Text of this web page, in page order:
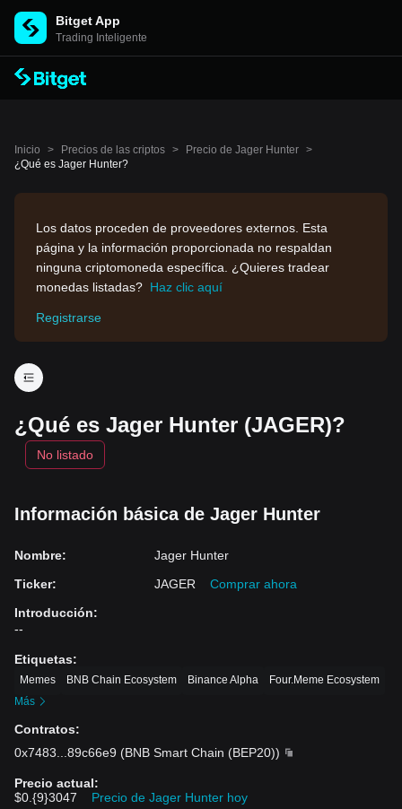
Bitget App
Trading Inteligente
Inicio > Precios de las criptos > Precio de Jager Hunter >
¿Qué es Jager Hunter?
Los datos proceden de proveedores externos. Esta
página y la información proporcionada no respaldan
ninguna criptomoneda específica. ¿Quieres tradear
monedas listadas? Haz clic aquí
Registrarse
¿Qué es Jager Hunter (JAGER)?
No listado
Información básica de Jager Hunter
Nombre:
Jager Hunter
Ticker: JAGER
Comprar ahora
Introducción:
--
Etiquetas:
Memes BNB Chain Ecosystem Binance Alpha
Four.Meme Ecosystem
Más
Contratos:
0x7483
89c66e9 (BNB Smart Chain (BEP20))
Precio actual:
$0.{9}3047
Precio de Jager Hunter hoy